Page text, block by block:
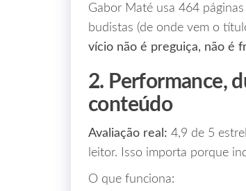
Gabor Maté usa 464
budistas (de onde vem o
vício não é preguiça, não é
2. Performance,
conteúdo
Avaliação real: 4,9 de 5
leitor. Isso importa porque
O que funciona: